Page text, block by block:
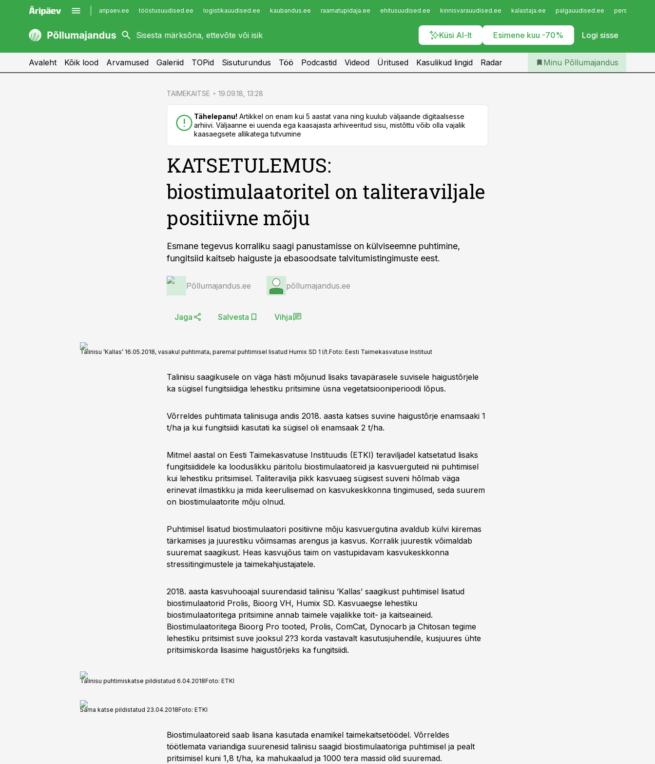
aripaev.ee tööstusuudised.ee logistikauudised.ee kaubandus.ee raamatupidaja.ee ehitusuudised.ee kinnisvarauudised.ee kalastaja.ee palgauudised.ee
Küsi AI-lt Esimene kuu -70% Logi sisse
kaubandus.ee
kinnisvarauudised.ee
imelineajalugu.ee
Infopank
Iseteenindus
Telli Põllumajandus
Avaleht Kõik lood Arvamused Galeriid TOPid Sisuturundus Töö Podcastid Videod Üritused Kasulikud lingid Radar Minu Põllumajandus
TAIMEKAITSE 19.09.18, 13:28
Tähelepanu! Artikkel on enam kui 5 aastat vana ning kuulub väljaande digitaalsesse
arhiivi. Väljaanne ei uuenda ega kaasajasta arhiveeritud sisu, mistõttu võib olla vajalik
kaasaegsete allikatega tutvumine
KATSETULEMUS:
biostimulaatoritel on taliteraviljale
positiivne mõju
Esmane tegevus korraliku saagi panustamisse on külviseemne puhtimine,
fungitsiid kaitseb haiguste ja ebasoodsate talvitumistingimuste eest.
Põllumajandus.ee põllumajandus.ee
Jaga Salvesta Vihja
Talinisu ’Kallas’ 16.05.2018, vasakul puhtimata, paremal puhtimisel lisatud Humix SD 1 l/t.Foto: Eesti Taimekasvatuse Instituut
Talinisu saagikusele on väga hästi mõjunud lisaks tavapärasele suvisele haigustõrjele
ka sügisel fungitsiidiga lehestiku pritsimine üsna vegetatsiooniperioodi lõpus.
Võrreldes puhtimata talinisuga andis 2018. aasta katses suvine haigustõrje enamsaaki 1
t/ha ja kui fungitsiidi kasutati ka sügisel oli enamsaak 2 t/ha.
Mitmel aastal on Eesti Taimekasvatuse Instituudis (ETKI) teraviljadel katsetatud lisaks
fungitsiididele ka looduslikku päritolu biostimulaatoreid ja kasvuerguteid nii puhtimisel
kui lehestiku pritsimisel. Taliteravilja pikk kasvuaeg sügisest suveni hõlmab väga
erinevat ilmastikku ja mida keerulisemad on kasvukeskkonna tingimused, seda suurem
on biostimulaatorite mõju olnud.
Puhtimisel lisatud biostimulaatori positiivne mõju kasvuergutina avaldub külvi kiiremas
tärkamises ja juurestiku võimsamas arengus ja kasvus. Korralik juurestik võimaldab
suuremat saagikust. Heas kasvujõus taim on vastupidavam kasvukeskkonna
stressitingimustele ja taimekahjustajatele.
2018. aasta kasvuhooajal suurendasid talinisu ’Kallas’ saagikust puhtimisel lisatud
biostimulaatorid Prolis, Bioorg VH, Humix SD. Kasvuaegse lehestiku
biostimulaatoritega pritsimine annab taimele vajalikke toit- ja kaitseaineid.
Biostimulaatoritega Bioorg Pro tooted, Prolis, ComCat, Dynocarb ja Chitosan tegime
lehestiku pritsimist suve jooksul 2?3 korda vastavalt kasutusjuhendile, kusjuures ühte
pritsimiskorda lisasime haigustõrjeks ka fungitsiidi.
Talinisu puhtimiskatse pildistatud 6.04.2018Foto: ETKI
Sama katse pildistatud 23.04.2018Foto: ETKI
Biostimulaatoreid saab lisana kasutada enamikel taimekaitsetöödel. Võrreldes
töötlemata variandiga suurenesid talinisu saagid biostimulaatoriga puhtimisel ja pealt
pritsimisel kuni 1,8 t/ha, ka mahukaalud ja 1000 tera massid olid suuremad.